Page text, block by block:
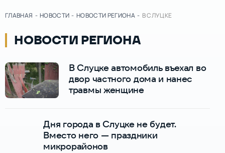
ГЛАВНАЯ - НОВОСТИ - НОВОСТИ РЕГИОНА - В СЛУЦКЕ
НОВОСТИ РЕГИОНА
В Слуцке автомобиль въехал во
двор частного дома и нанес
травмы женщине
Дня города в Слуцке не будет.
Вместо него — праздники
микрорайонов